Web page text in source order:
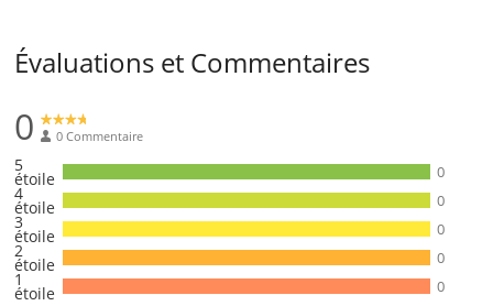
Évaluations et Commentaires
0 0 Commentaire
5
étoile 0
4
étoile 0
3
étoile 0
2
étoile 0
1
étoile 0